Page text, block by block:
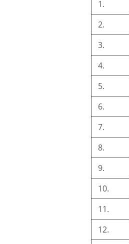
1.
2.
3.
4.
5.
6.
7.
8.
9.
10.
11.
12.